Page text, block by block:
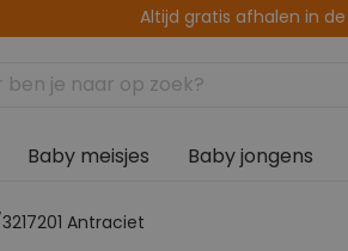
14 dagen
Baby meisjes Baby jongens
Antraciet